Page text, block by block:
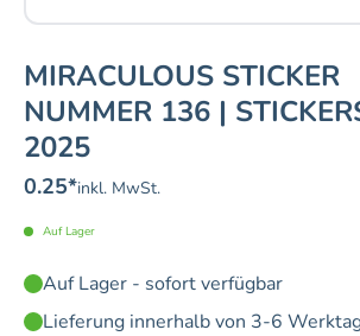
MIRACULOUS STICKER
NUMMER 136 |
2025
0.25*inkl. MwSt.
Auf Lager
Auf Lager - sofort verfügbar
Lieferung innerhalb von 3-6